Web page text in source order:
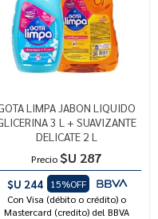
LIMPA JABON LIQUIDO
3 L + SUAVIZANTE
DELICATE 2 L
Precio $U 287
$U 244
15%OFF
Con Visa (débito o crédito) o
Mastercard (credito) del BBVA